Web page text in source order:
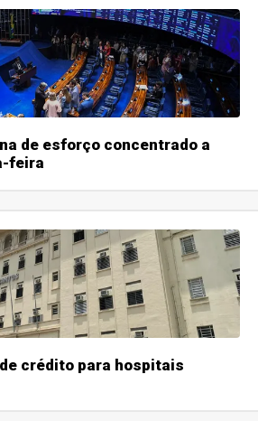
de esforço concentrado a
feira
crédito para hospitais